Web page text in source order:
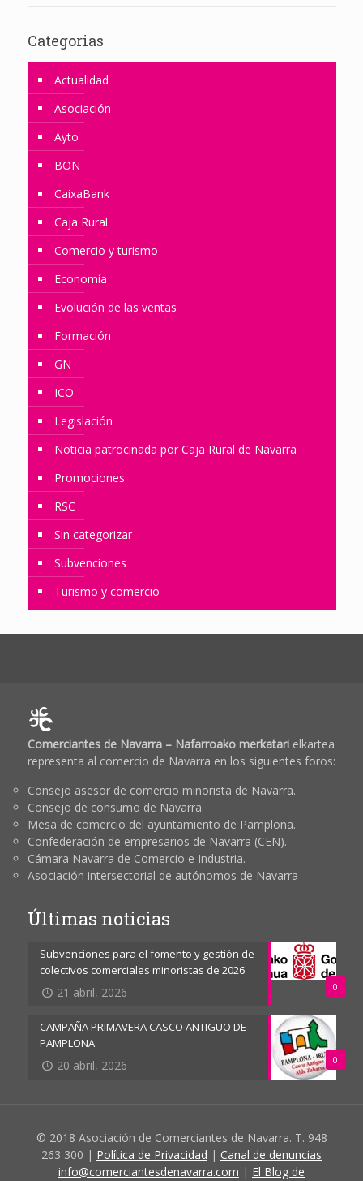
Categorias
Actualidad
Asociación
Ayto
BON
CaixaBank
Caja Rural
Comercio y turismo
Economía
Evolución de las ventas
Formación
GN
ICO
Legislación
Noticia patrocinada por Caja Rural de Navarra
Promociones
RSC
Sin categorizar
Subvenciones
Turismo y comercio
Comerciantes de Navarra – Nafarroako merkatarielkartea
representa al comercio de Navarra en los siguientes foros:
Consejo asesor de comercio minorista de Navarra.
Consejo de consumo de Navarra.
Mesa de comercio del ayuntamiento de Pamplona.
Confederación de empresarios de Navarra (CEN).
Cámara Navarra de Comercio e Industria.
Asociación intersectorial de autónomos de Navarra
Últimas noticias
0
Subvenciones para el fomento y gestión de
colectivos comerciales minoristas de 2026
21 abril, 2026
0
CAMPAÑA PRIMAVERA CASCO ANTIGUO DE
PAMPLONA
20 abril, 2026
© 2018 Asociación de Comerciantes de Navarra. T. 948
263 300 | Política de Privacidad | Canal de denuncias
info@comerciantesdenavarra.com | El Blog de